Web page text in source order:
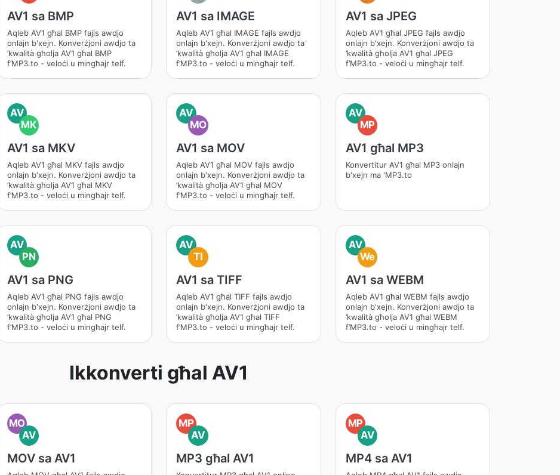
AV1 sa BMP
Aqleb AV1 għal BMP fajls awdjo
onlajn b'xejn. Konverżjoni awdjo ta
’kwalità għolja AV1 għal BMP
f’MP3.to - veloċi u mingħajr telf.
AV1 sa IMAGE
Aqleb AV1 għal IMAGE fajls awdjo
onlajn b'xejn. Konverżjoni awdjo ta
’kwalità għolja AV1 għal IMAGE
f’MP3.to - veloċi u mingħajr telf.
AV1 sa JPEG
Aqleb AV1 għal JPEG fajls awdjo
onlajn b'xejn. Konverżjoni awdjo ta
’kwalità għolja AV1 għal JPEG
f’MP3.to - veloċi u mingħajr telf.
AV
MK
AV1 sa MKV
Aqleb AV1 għal MKV fajls awdjo
onlajn b'xejn. Konverżjoni awdjo ta
’kwalità għolja AV1 għal MKV
f’MP3.to - veloċi u mingħajr telf.
AV
MO
AV1 sa MOV
Aqleb AV1 għal MOV fajls awdjo
onlajn b'xejn. Konverżjoni awdjo ta
’kwalità għolja AV1 għal MOV
f’MP3.to - veloċi u mingħajr telf.
AV
MP
AV1 għal MP3
Konvertitur AV1 għal MP3 onlajn
b'xejn ma 'MP3.to
AV
PN
AV1 sa PNG
Aqleb AV1 għal PNG fajls awdjo
onlajn b'xejn. Konverżjoni awdjo ta
’kwalità għolja AV1 għal PNG
f’MP3.to - veloċi u mingħajr telf.
AV
TI
AV1 sa TIFF
Aqleb AV1 għal TIFF fajls awdjo
onlajn b'xejn. Konverżjoni awdjo ta
’kwalità għolja AV1 għal TIFF
f’MP3.to - veloċi u mingħajr telf.
AV
We
AV1 sa WEBM
Aqleb AV1 għal WEBM fajls awdjo
onlajn b'xejn. Konverżjoni awdjo ta
’kwalità għolja AV1 għal WEBM
f’MP3.to - veloċi u mingħajr telf.
Ikkonverti għal AV1
MO
AV
MOV sa AV1
MP
AV
MP3 għal AV1
MP
AV
MP4 sa AV1